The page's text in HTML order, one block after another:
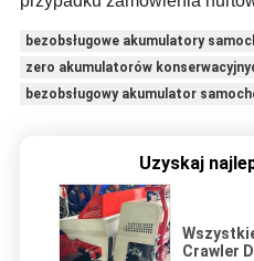
bezobsługowe akumulatory
zero akumulatorów
bezobsługowy akumulator
Uzyskaj
Crawler